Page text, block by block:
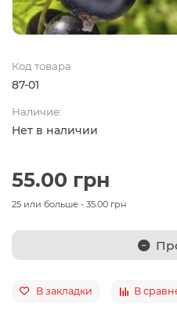
Код товара
87-01
Наличие:
Нет в наличии
55.00 грн
25 или больше - 35.00 грн
В закладки В